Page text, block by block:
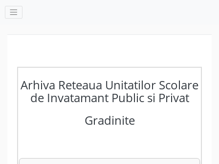
Arhiva Reteaua Unitatilor Scolare
de Invatamant Public si Privat
Gradinite